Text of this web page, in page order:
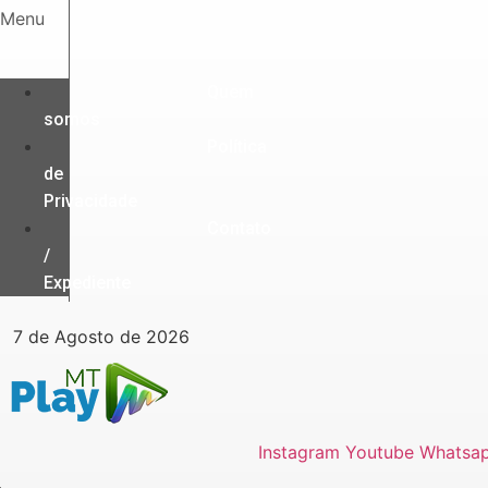
Ir
conteúdo
Menu
somos
de
Privacidade
/
Expediente
7 de Agosto de 2026
Instagram Youtube